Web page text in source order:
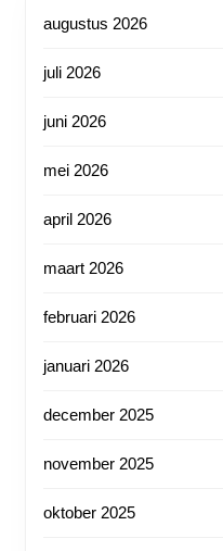
augustus 2026
juli 2026
juni 2026
mei 2026
april 2026
maart 2026
februari 2026
januari 2026
december 2025
november 2025
oktober 2025